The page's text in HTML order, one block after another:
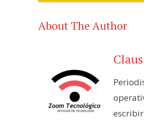
About The Author